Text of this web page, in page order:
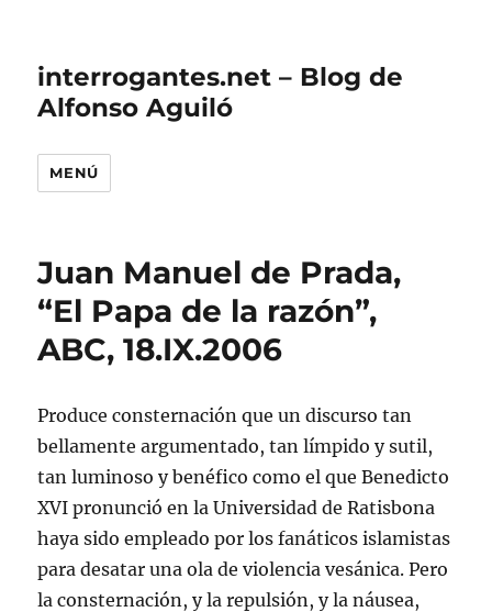
interrogantes.net – Blog de
Alfonso Aguiló
MENÚ
Juan Manuel de Prada,
“El Papa de la razón”,
ABC, 18.IX.2006
Produce consternación que un discurso tan
bellamente argumentado, tan límpido y sutil,
tan luminoso y benéfico como el que Benedicto
XVI pronunció en la Universidad de Ratisbona
haya sido empleado por los fanáticos islamistas
para desatar una ola de violencia vesánica. Pero
la consternación, y la repulsión, y la náusea,